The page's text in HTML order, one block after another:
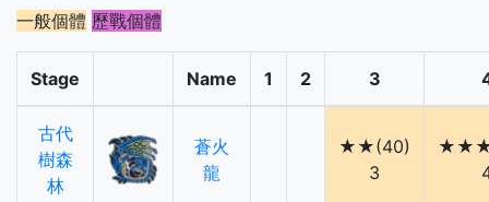
一般個體 歷戰個體
Stage Name 1 2 3
古代
樹森
林
蒼火
龍
★★(40)
3